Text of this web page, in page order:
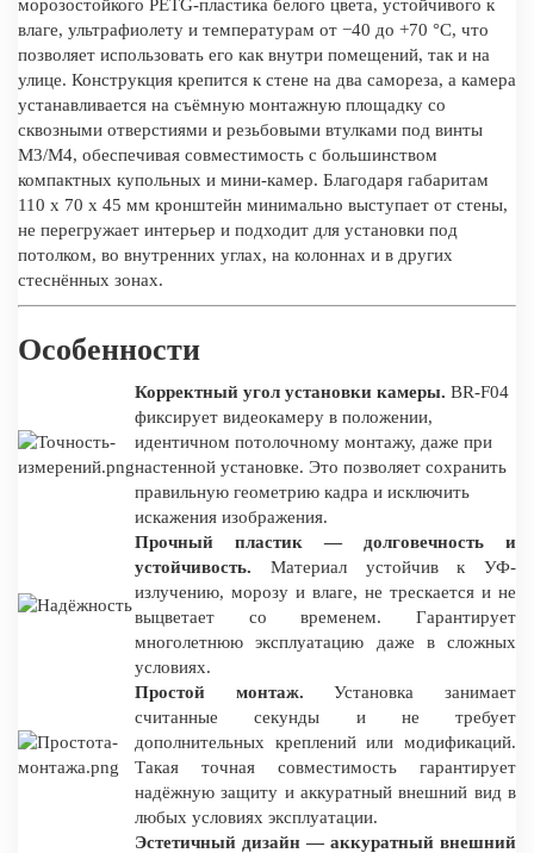
морозостойкого PETG-пластика белого цвета, устойчивого к
влаге, ультрафиолету и температурам от −40 до +70 °C, что
позволяет использовать его как внутри помещений, так и на
улице. Конструкция крепится к стене на два самореза, а камера
устанавливается на съёмную монтажную площадку со
сквозными отверстиями и резьбовыми втулками под винты
M3/M4, обеспечивая совместимость с большинством
компактных купольных и мини-камер. Благодаря габаритам
110 x 70 x 45 мм кронштейн минимально выступает от стены,
не перегружает интерьер и подходит для установки под
потолком, во внутренних углах, на колоннах и в других
стеснённых зонах.
Особенности
Корректный угол установки камеры. BR-F04
фиксирует видеокамеру в положении,
идентичном потолочному монтажу, даже при
настенной установке. Это позволяет сохранить
правильную геометрию кадра и исключить
искажения изображения.
Прочный пластик — долговечность и
устойчивость. Материал устойчив к УФ-
излучению, морозу и влаге, не трескается и не
выцветает со временем. Гарантирует
многолетнюю эксплуатацию даже в сложных
условиях.
Простой монтаж. Установка занимает
считанные секунды и не требует
дополнительных креплений или модификаций.
Такая точная совместимость гарантирует
надёжную защиту и аккуратный внешний вид в
любых условиях эксплуатации.
Эстетичный дизайн — аккуратный внешний